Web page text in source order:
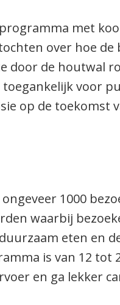
met
over hoe de
door de houtwal
voor
op de toekomst
1000
waarbij
eten en
is van 12 tot
en ga lekker